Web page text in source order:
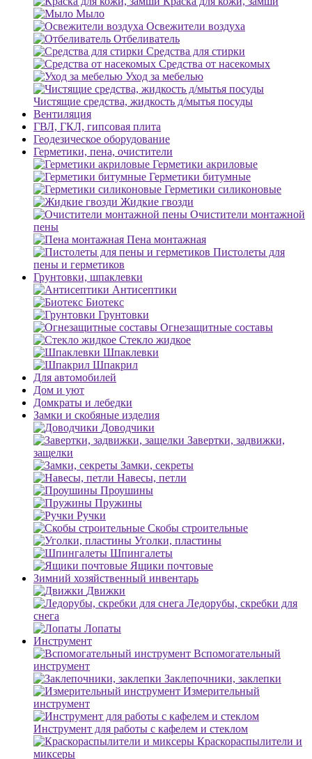
Мыло
Освежители воздуха
Отбеливатель
Средства для стирки
Средства от насекомых
Уход за мебелью
Чистящие средства, жидкость д/мытья посуды
Вентиляция
ГВЛ, ГКЛ, гипсовая плита
Геодезическое оборудование
Герметики, пена, очистители
Герметики акриловые
Герметики битумные
Герметики силиконовые
Жидкие гвозди
Очистители монтажной
пены
Пена монтажная
Пистолеты для
пены и герметиков
Грунтовки, шпаклевки
Антисептики
Биотекс
Грунтовки
Огнезащитные составы
Стекло жидкое
Шпаклевки
Шпакрил
Для автомобилей
Дом и уют
Домкраты и лебедки
Замки и скобяные изделия
Доводчики
Завертки, задвижки,
защелки
Замки, секреты
Навесы, петли
Проушины
Пружины
Ручки
Скобы строительные
Уголки, пластины
Шпингалеты
Ящики почтовые
Зимний хозяйственный инвентарь
Движки
Ледорубы, скребки для
снега
Лопаты
Инструмент
Вспомогательный
инструмент
Заклепочники, заклепки
Измерительный
инструмент
Инструмент для работы с кафелем и стеклом
Краскораспылители и
миксеры